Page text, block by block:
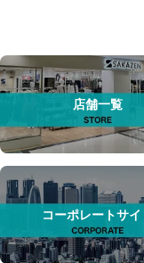
店舗一覧
コーポレートサイ